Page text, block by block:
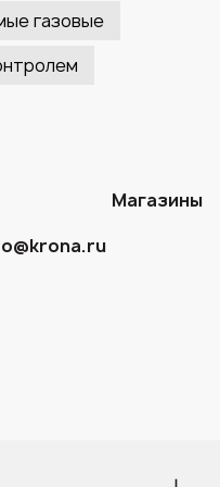
газовые
Магазины